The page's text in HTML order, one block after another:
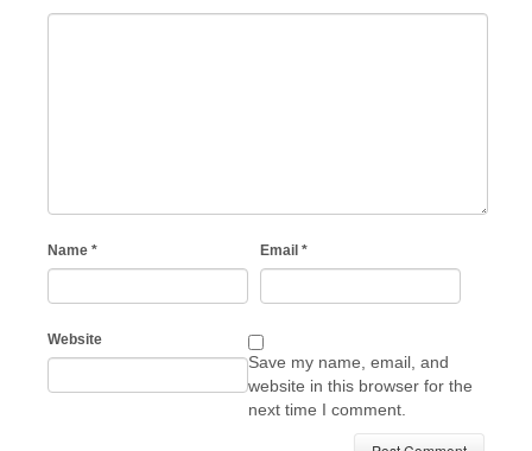
Name * Email *
Website
Save my name, email, and
website in this browser for the
next time I comment.